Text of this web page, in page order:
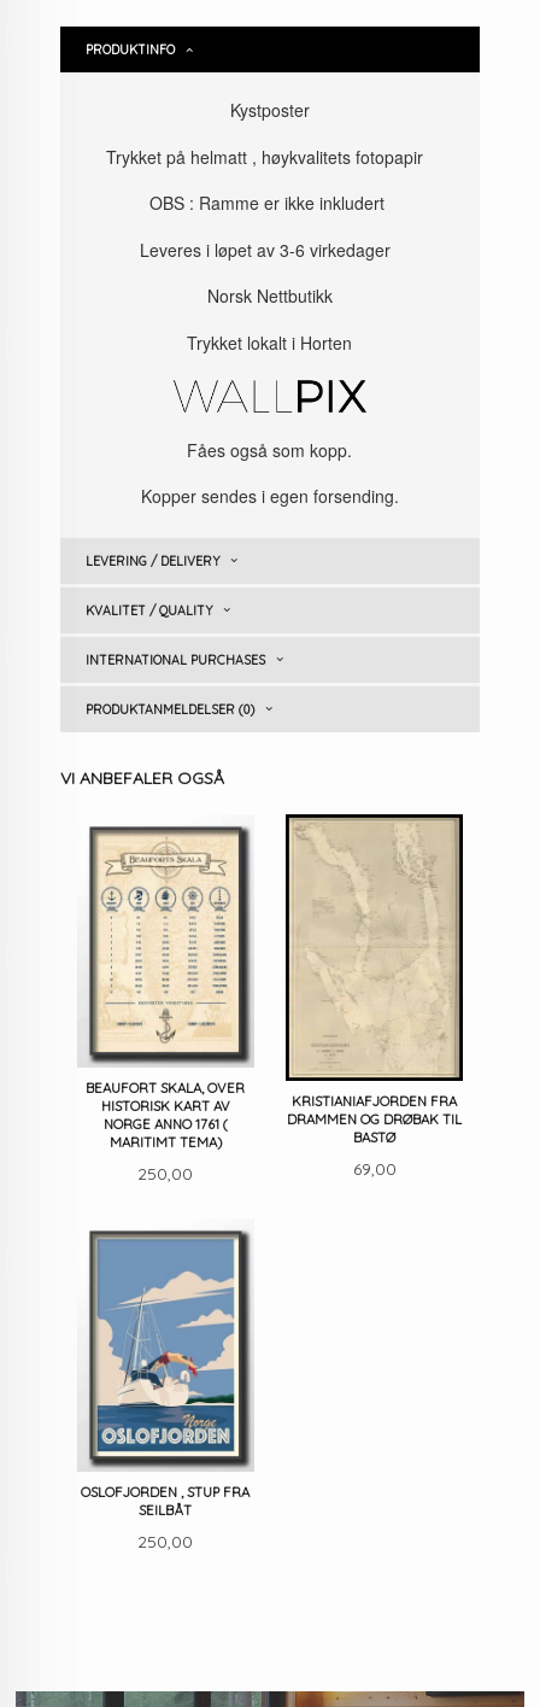
PRODUKTINFO
Kystposter
Trykket på helmatt , høykvalitets fotopapir
OBS : Ramme er ikke inkludert
Leveres i løpet av 3-6 virkedager
Norsk Nettbutikk
Trykket lokalt i Horten
Fåes også som kopp.
Kopper sendes i egen forsending.
LEVERING / DELIVERY
KVALITET / QUALITY
INTERNATIONAL PURCHASES
PRODUKTANMELDELSER (0)
VI ANBEFALER OGSÅ
BEAUFORT SKALA, OVER
HISTORISK KART AV
NORGE ANNO 1761 (
MARITIMT TEMA)
Pris
250,00
KRISTIANIAFJORDEN FRA
DRAMMEN OG DRØBAK TIL
BASTØ
Pris
69,00
OSLOFJORDEN , STUP FRA
SEILBÅT
Pris
250,00